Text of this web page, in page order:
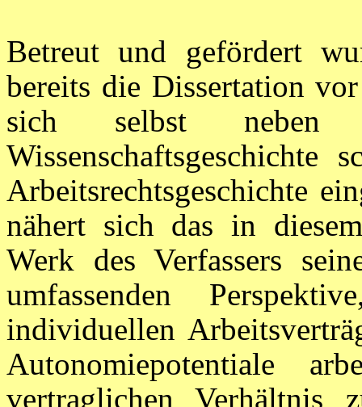
Betreut und gefördert
bereits die Dissertation
sich selbst neben
Arbeitsrechtsgeschichte
nähert sich das in
Werk des Verfassers
umfassenden
individuellen
Autonomiepotentiale
vertraglichen Verhältnis